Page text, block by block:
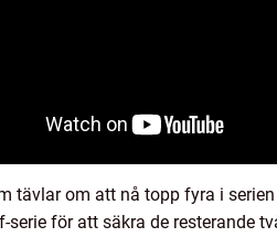
tävlar om att nå topp fyra i
för att säkra de resterande